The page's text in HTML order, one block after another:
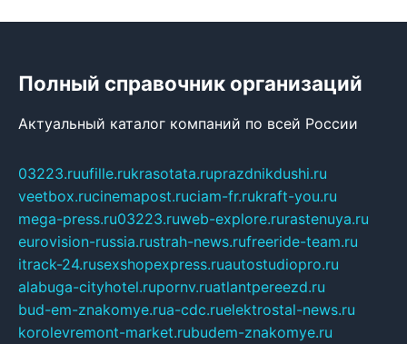
Полный справочник организаций
Актуальный каталог компаний по всей России
03223.ruufille.rukrasotata.ruprazdnikdushi.ru
veetbox.rucinemapost.ruciam-fr.rukraft-you.ru
mega-press.ru03223.ruweb-explore.rurastenuya.ru
eurovision-russia.rustrah-news.rufreeride-team.ru
itrack-24.rusexshopexpress.ruautostudiopro.ru
alabuga-cityhotel.rupornv.ruatlantpereezd.ru
bud-em-znakomye.rua-cdc.ruelektrostal-news.ru
korolevremont-market.rubudem-znakomye.ru